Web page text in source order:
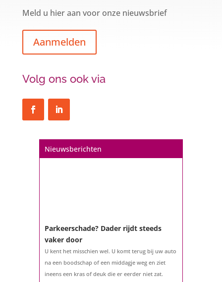
Meld u hier aan voor onze nieuwsbrief
Aanmelden
Volg ons ook via
Nieuwsberichten
Parkeerschade? Dader rijdt steeds
vaker door
U kent het misschien wel. U komt terug bij uw auto
na een boodschap of een middagje weg en ziet
ineens een kras of deuk die er eerder niet zat.